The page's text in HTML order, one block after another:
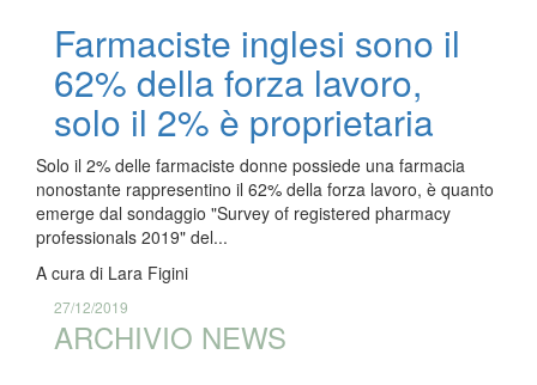
Farmaciste inglesi sono il
62% della forza lavoro,
solo il 2% è proprietaria
Solo il 2% delle farmaciste donne possiede una farmacia
nonostante rappresentino il 62% della forza lavoro, è quanto
emerge dal sondaggio "Survey of registered pharmacy
professionals 2019" del...
A cura di Lara Figini
27/12/2019
ARCHIVIO NEWS